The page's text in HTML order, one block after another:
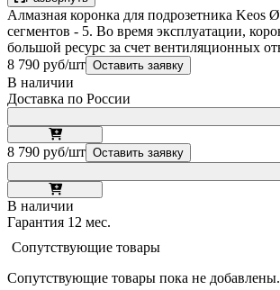
Алмазная коронка для подрозетника Keos
сегментов - 5. Во время эксплуатации,
большой ресурс за счет вентиляционных
8 790 руб/шт Оставить заявку
В наличии
Доставка по России
8 790 руб/шт Оставить заявку
В наличии
Гарантия 12 мес.
Сопутствующие товары
Сопутствующие товары пока не добавлены.